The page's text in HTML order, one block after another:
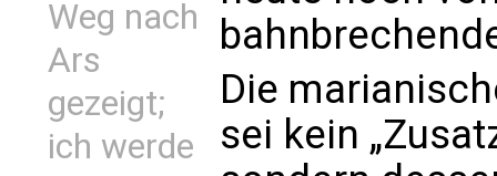
Weg nach
Ars
gezeigt;
ich werde
Die
sei kein